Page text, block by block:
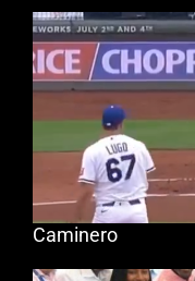
Caminero